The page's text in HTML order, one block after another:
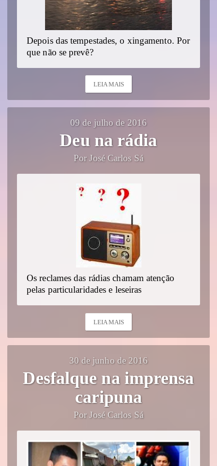
Depois das tempestades, o xingamento. Por
que não se prevê?
LEIA MAIS
09 de julho de 2016
Deu na rádia
Por José Carlos Sá
Os reclames das rádias chamam atenção
pelas particularidades e leseiras
LEIA MAIS
30 de junho de 2016
Desfalque na imprensa
caripuna
Por José Carlos Sá